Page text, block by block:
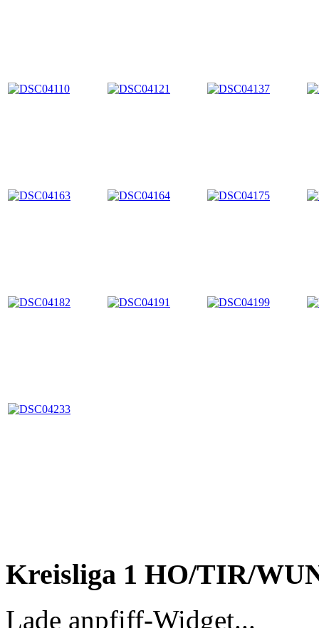
Kreisliga 1 HO/TIR/
Lade anpfiff-Widget...